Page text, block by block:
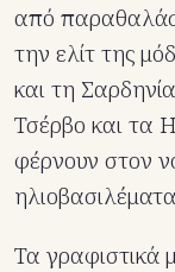
από
την ελίτ της
και τη
Τσέρβο και τα
φέρνουν στον
Τα γραφιστικά